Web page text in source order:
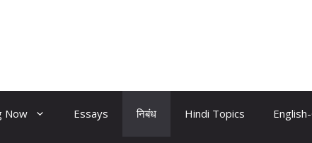
Now Essays निबंध Hindi Topics